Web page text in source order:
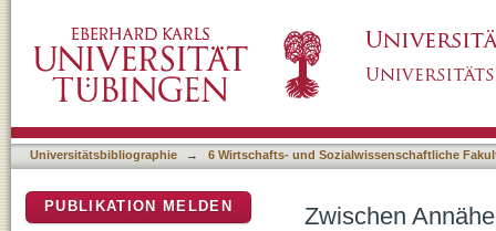
Universitätsbibliographie → 6 Wirtschafts- und Sozialwissenschaftliche
Zwischen
PUBLIKATION MELDEN